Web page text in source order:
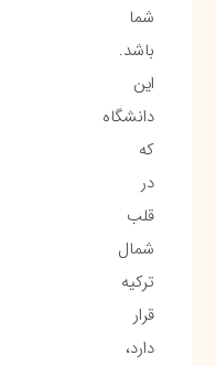
شما
باشد.
این
دانشگاه
که
در
قلب
شمال
ترکیه
قرار
دارد،